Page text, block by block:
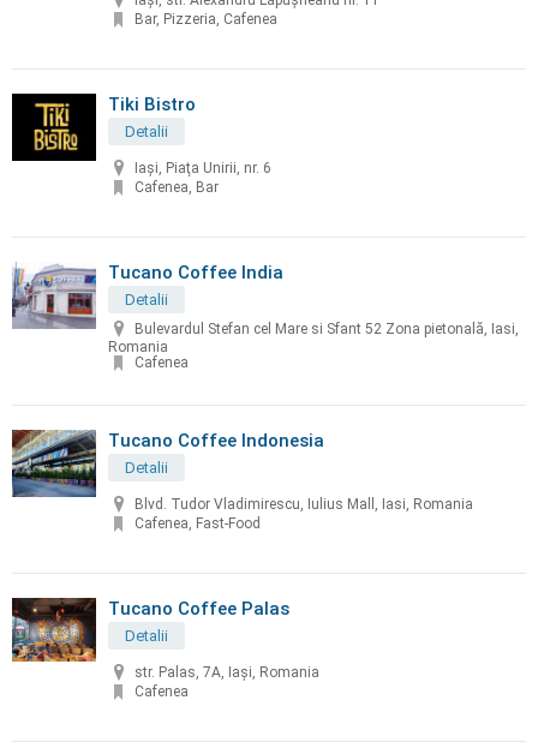
Bar, Pizzeria, Cafenea
Tiki Bistro
Detalii
Iaşi, Piaţa Unirii, nr. 6
Cafenea, Bar
Tucano Coffee India
Detalii
Bulevardul Stefan cel Mare si Sfant 52 Zona pietonală, Iasi,
Romania
Cafenea
Tucano Coffee Indonesia
Detalii
Blvd. Tudor Vladimirescu, Iulius Mall, Iasi, Romania
Cafenea, Fast-Food
Tucano Coffee Palas
Detalii
str. Palas, 7A, Iași, Romania
Cafenea